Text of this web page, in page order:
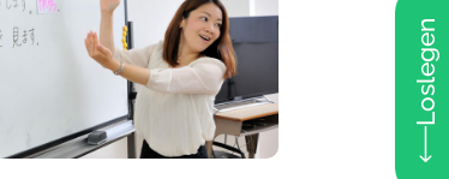
Loslegen